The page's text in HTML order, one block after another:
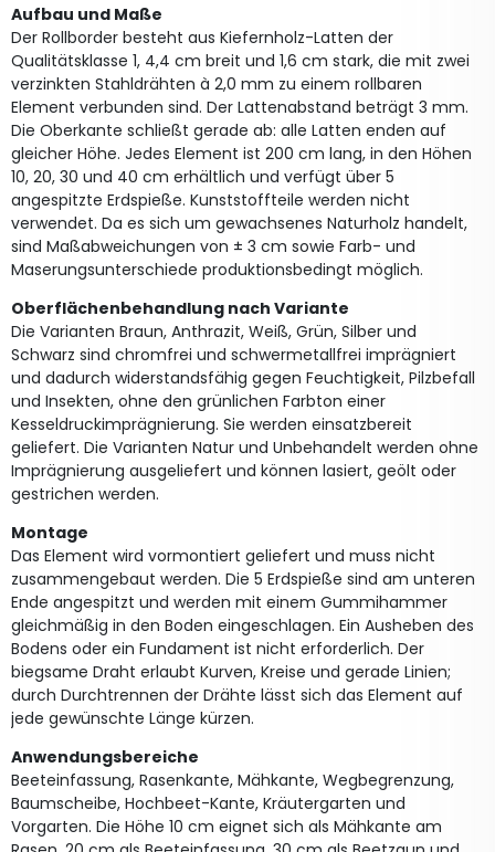
Aufbau und Maße
Der Rollborder besteht aus Kiefernholz-Latten der
Qualitätsklasse 1, 4,4 cm breit und 1,6 cm stark, die mit zwei
verzinkten Stahldrähten à 2,0 mm zu einem rollbaren
Element verbunden sind. Der Lattenabstand beträgt 3 mm.
Die Oberkante schließt gerade ab: alle Latten enden auf
gleicher Höhe. Jedes Element ist 200 cm lang, in den Höhen
10, 20, 30 und 40 cm erhältlich und verfügt über 5
angespitzte Erdspieße. Kunststoffteile werden nicht
verwendet. Da es sich um gewachsenes Naturholz handelt,
sind Maßabweichungen von ± 3 cm sowie Farb- und
Maserungsunterschiede produktionsbedingt möglich.
Oberflächenbehandlung nach Variante
Die Varianten Braun, Anthrazit, Weiß, Grün, Silber und
Schwarz sind chromfrei und schwermetallfrei imprägniert
und dadurch widerstandsfähig gegen Feuchtigkeit, Pilzbefall
und Insekten, ohne den grünlichen Farbton einer
Kesseldruckimprägnierung. Sie werden einsatzbereit
geliefert. Die Varianten Natur und Unbehandelt werden ohne
Imprägnierung ausgeliefert und können lasiert, geölt oder
gestrichen werden.
Montage
Das Element wird vormontiert geliefert und muss nicht
zusammengebaut werden. Die 5 Erdspieße sind am unteren
Ende angespitzt und werden mit einem Gummihammer
gleichmäßig in den Boden eingeschlagen. Ein Ausheben des
Bodens oder ein Fundament ist nicht erforderlich. Der
biegsame Draht erlaubt Kurven, Kreise und gerade Linien;
durch Durchtrennen der Drähte lässt sich das Element auf
jede gewünschte Länge kürzen.
Anwendungsbereiche
Beeteinfassung, Rasenkante, Mähkante, Wegbegrenzung,
Baumscheibe, Hochbeet-Kante, Kräutergarten und
Vorgarten. Die Höhe 10 cm eignet sich als Mähkante am